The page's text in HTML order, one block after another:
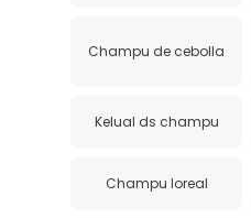
Champu de cebolla
Kelual ds champu
Champu loreal